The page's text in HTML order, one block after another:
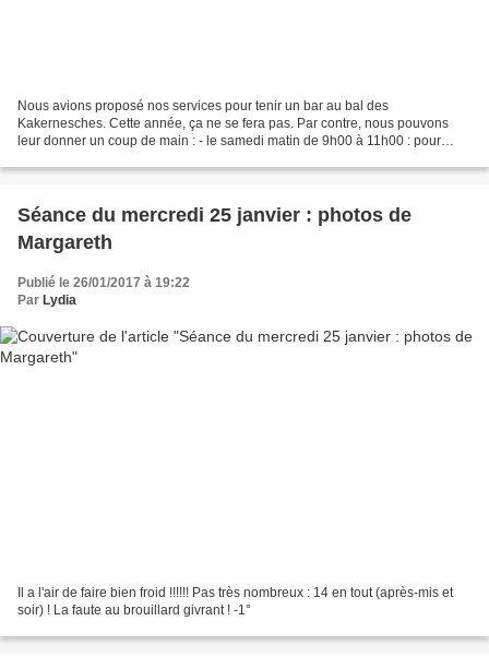
Nous avions proposé nos services pour tenir un bar au bal des
Kakernesches. Cette année, ça ne se fera pas. Par contre, nous pouvons
leur donner un coup de main : - le samedi matin de 9h00 à 11h00 : pour
Séance du mercredi 25 janvier : photos de
Margareth
Publié le 26/01/2017 à 19:22
Par Lydia
Il a l'air de faire bien froid !!!!!! Pas très nombreux : 14 en tout (après-mis et
soir) ! La faute au brouillard givrant ! -1°